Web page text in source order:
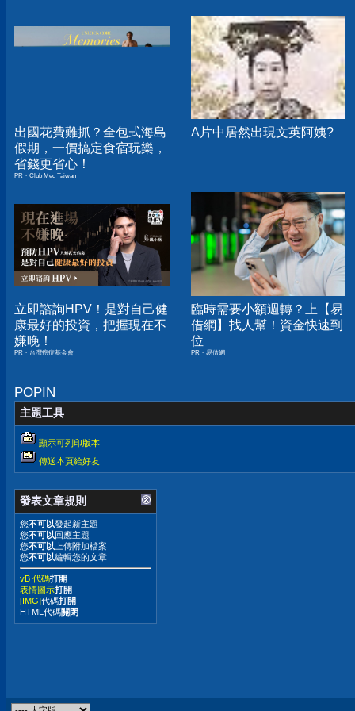
出國花費難抓？全包式海島
假期，一價搞定食宿玩樂，
省錢更省心！
PR・Club Med Taiwan
A片中居然出現文英阿姨?
立即諮詢HPV！是對自己健
康最好的投資，把握現在不
嫌晚！
PR・台灣癌症基金會
臨時需要小額週轉？上【易
借網】找人幫！資金快速到
位
PR・易借網
POPIN
主題工具
顯示可列印版本
傳送本頁給好友
發表文章規則
您不可以發起新主題
您不可以回應主題
您不可以 上傳附加檔案
您不可以編輯您的文章
vB 代碼打開
表情圖示打開
[IMG]代碼打開
HTML代碼關閉